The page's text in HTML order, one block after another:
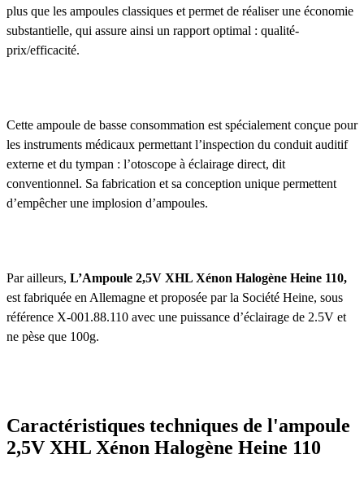
plus que les ampoules classiques et permet de réaliser une économie
substantielle, qui assure ainsi un rapport optimal : qualité-
prix/efficacité.
Cette ampoule de basse consommation est spécialement conçue pour
les instruments médicaux permettant l’inspection du conduit auditif
externe et du tympan : l’otoscope à éclairage direct, dit
conventionnel. Sa fabrication et sa conception unique permettent
d’empêcher une implosion d’ampoules.
Par ailleurs, L’Ampoule 2,5V XHL Xénon Halogène Heine 110,
est fabriquée en Allemagne et proposée par la Société Heine, sous
référence X-001.88.110 avec une puissance d’éclairage de 2.5V et
ne pèse que 100g.
Caractéristiques techniques de l'ampoule
2,5V XHL Xénon Halogène Heine 110